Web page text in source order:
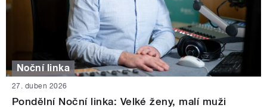
Noční linka
27. duben 2026
Pondělní Noční linka: Velké ženy, malí muži